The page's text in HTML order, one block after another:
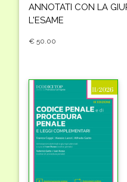
ANNOTATI CON LA
L'ESAME
€ 50.00